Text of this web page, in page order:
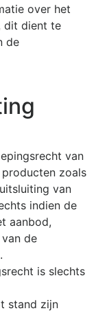
over het
dit dient te
de
van
zoals
van
indien de
aanbod,
de
is slechts
stand zijn